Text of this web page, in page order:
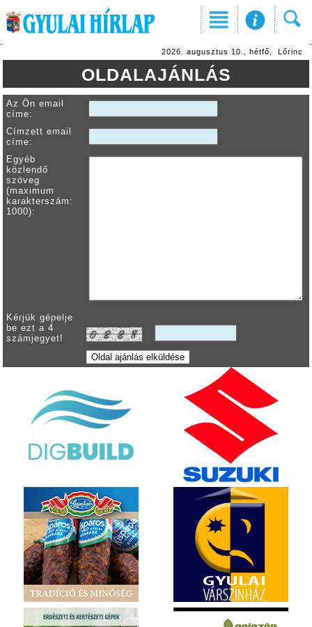
2026. augusztus 10., hétfő, Lőrinc
OLDALAJÁNLÁS
Az Ön email
címe:
Címzett email
címe:
Egyéb
közlendő
szöveg
(maximum
karakterszám:
1000):
Kérjük gépelje
be ezt a 4
számjegyet!